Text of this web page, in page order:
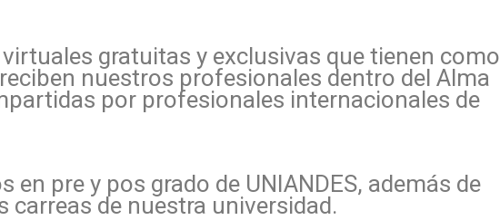
gratuitas y exclusivas que tienen como
nuestros profesionales dentro del Alma
por profesionales internacionales de
pre y pos grado de UNIANDES, además de
carreas de nuestra universidad.